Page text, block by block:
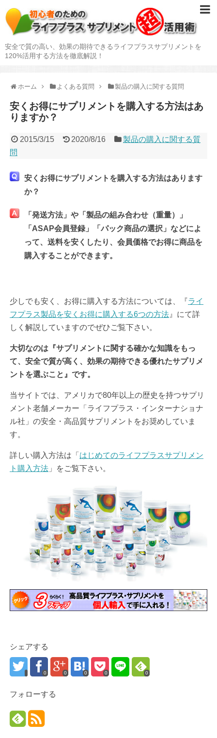
安全で質の高い、効果の期待できるライフプラスサプリメントを
120%活用する方法を徹底解説！
ホーム よくある質問 製品の購入に関する質問
安くお得にサプリメントを購入する方法はあ
りますか？
2015/3/15 2020/8/16
製品の購入に関する質
問
安くお得にサプリメントを購入する方法はあります
か？
「発送方法」や「製品の組み合わせ（重量）」
「ASAP会員登録」「パック商品の選択」などによ
って、送料を安くしたり、会員価格でお得に商品を
購入することができます。
少しでも安く、お得に購入する方法については、『ライ
フプラス製品を安くお得に購入する6つの方法 』にて詳
しく解説していますのでぜひご覧下さい。
大切なのは『サプリメントに関する確かな知識をもっ
て、安全で質が高く、効果の期待できる優れたサプリメ
ントを選ぶこと』です。
当サイトでは、アメリカで80年以上の歴史を持つサプリ
メント老舗メーカー「ライフプラス・インターナショナ
ル社」の安全・高品質サプリメントをお奨めしていま
す。
詳しい購入方法は「 はじめてのライフプラスサプリメン
ト購入方法 」をご覧下さい。
シェアする
0 0 0 0 0
フォローする